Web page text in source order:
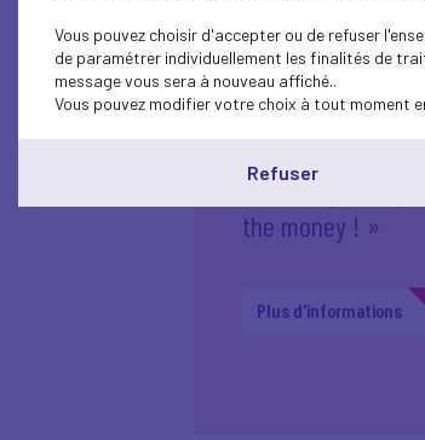
Afterwork du
the money ! »
Plus d'informations
Vous pouvez choisir d'accepter ou de refuser
de paramétrer individuellement les finalités de
message vous sera à nouveau affiché..
Vous pouvez modifier votre choix à tout moment
Refuser